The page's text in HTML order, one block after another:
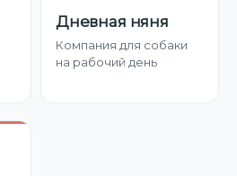
Дневная няня
Компания для собаки
на рабочий день